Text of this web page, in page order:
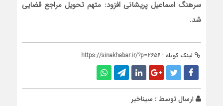
سرهنگ اسماعیل پریشانی افزود: متهم تحویل مراجع قضایی
شد.
لینک کوتاه : https://sinakhabar.ir/?p=2656
ارسال توسط : سیناخبر